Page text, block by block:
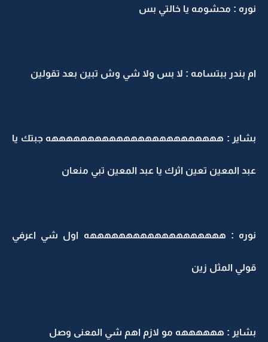
نوره : محشومه يا خالتي بس
ام بندر ببتسامه : لا بس ولا شي وش تبين بعد تقولين
بشاير : ههههههههههههههههههههههههه جبتك يا
عبد المعين تعين اثرك يا عبد المعين تبي منعان
نوره : هههههههههههههههههههه اول شي اعرفي
قولي المثل زين
بشاير : ههههههه مو لازم اهم شي المعنى وصل